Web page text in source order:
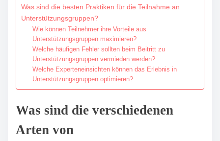
Was sind die besten Praktiken für die Teilnahme an
Unterstützungsgruppen?
Wie können Teilnehmer ihre Vorteile aus
Unterstützungsgruppen maximieren?
Welche häufigen Fehler sollten beim Beitritt zu
Unterstützungsgruppen vermieden werden?
Welche Experteneinsichten können das Erlebnis in
Unterstützungsgruppen optimieren?
Was sind die verschiedenen
Arten von